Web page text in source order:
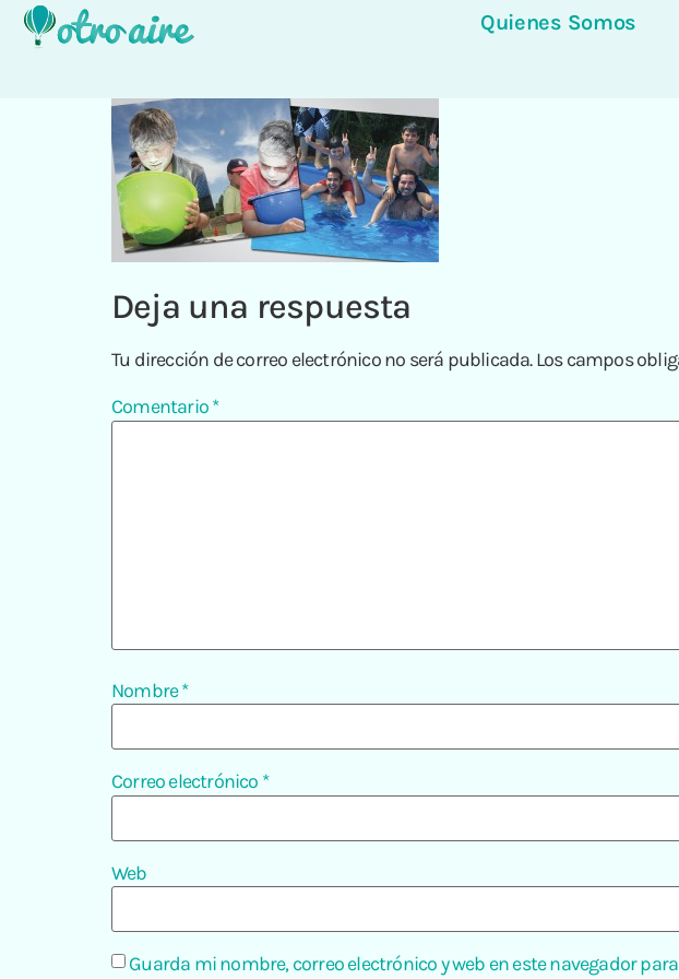
Quienes Somos
Deja una respuesta
Tu dirección de correo electrónico no será publicada.Los campos
Comentario*
Nombre*
Correo electrónico *
Web
Guarda mi nombre, correo electrónico y web en este navegador